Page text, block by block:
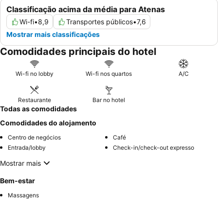
Classificação acima da média para Atenas
Wi-fi•8,9 Transportes públicos•7,6
Mostrar mais classificações
Comodidades principais do hotel
Wi-fi no lobby Wi-fi nos quartos A/C
Restaurante Bar no hotel
Todas as comodidades
Comodidades do alojamento
Centro de negócios
Café
Entrada/lobby
Check-in/check-out expresso
Mostrar mais
Bem-estar
Massagens